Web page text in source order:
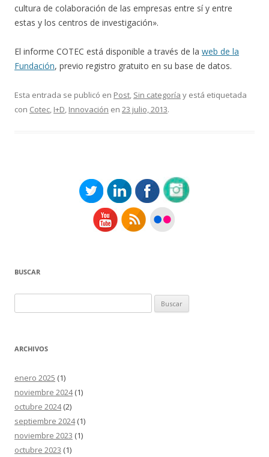
cultura de colaboración de las empresas entre sí y entre
estas y los centros de investigación».
El informe COTEC está disponible a través de la web de la
Fundación, previo registro gratuito en su base de datos.
Esta entrada se publicó en Post, Sin categoría y está etiquetada
con Cotec, I+D, Innovación en 23 julio, 2013.
BUSCAR
ARCHIVOS
enero 2025 (1)
noviembre 2024(1)
octubre 2024(2)
septiembre 2024(1)
noviembre 2023 (1)
octubre 2023 (1)